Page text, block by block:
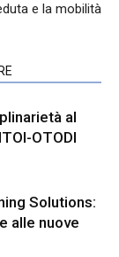
e la mobilità
al
OTODI
Solutions:
alle nuove